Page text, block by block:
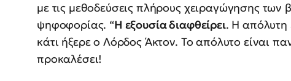
με τις μεθοδεύσεις πλήρους χειραγώγησης των
ψηφοφορίας. “Η εξουσία διαφθείρει. Η απόλυτη
κάτι ήξερε ο Λόρδος Άκτον. Το απόλυτο είναι
προκαλέσει!